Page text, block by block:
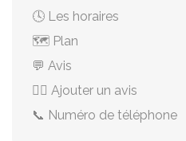
🕓 Les horaires
🗺️ Plan
💬 Avis
✍🏻 Ajouter un avis
📞 Numéro de téléphone